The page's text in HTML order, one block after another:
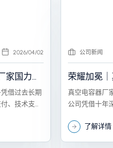
2026/04/02
家国力电
”
借过去长期
、技术支持
奖”。
公司新闻
荣耀加冕
子荣获中
伴奖”，携
真空电容器厂
公司凭借十年
体长期信赖的
了解详情